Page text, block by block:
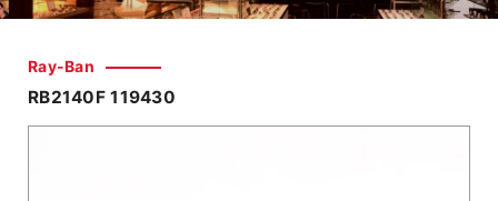
Ray-Ban
RB2140F 119430